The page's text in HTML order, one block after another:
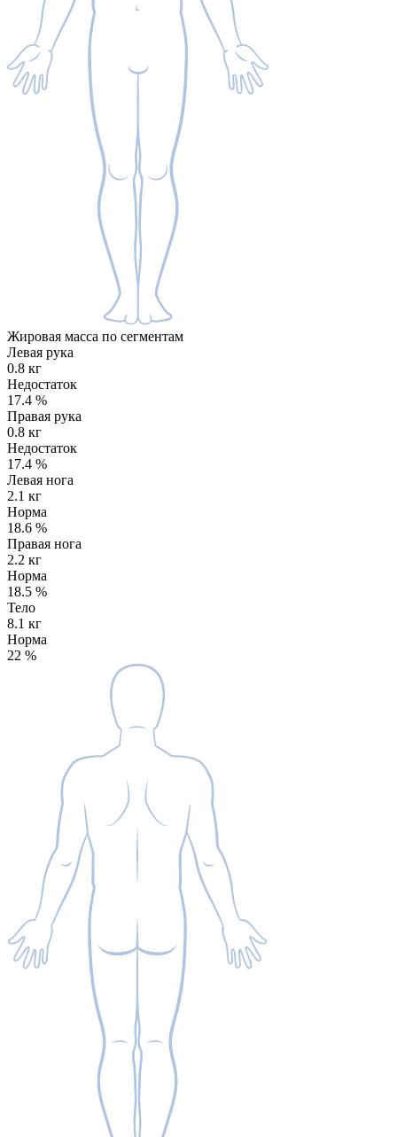
Жировая масса по сегментам
Левая рука
0.8 кг
Недостаток
17.4 %
Правая рука
0.8 кг
Недостаток
17.4 %
Левая нога
2.1 кг
Норма
18.6 %
Правая нога
2.2 кг
Норма
18.5 %
Тело
8.1 кг
Норма
22 %